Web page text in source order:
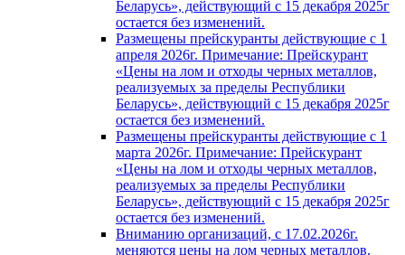
Беларусь», действующий с 15 декабря 2025г
остается без изменений.
Размещены прейскуранты действующие с 1
апреля 2026г. Примечание: Прейскурант
«Цены на лом и отходы черных металлов,
реализуемых за пределы Республики
Беларусь», действующий с 15 декабря 2025г
остается без изменений.
Размещены прейскуранты действующие с 1
марта 2026г. Примечание: Прейскурант
«Цены на лом и отходы черных металлов,
реализуемых за пределы Республики
Беларусь», действующий с 15 декабря 2025г
остается без изменений.
Вниманию организаций, с 17.02.2026г.
меняются цены на лом черных металлов.